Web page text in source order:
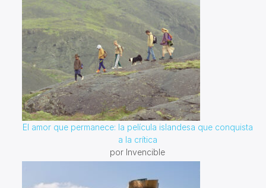
El amor que permanece: la película islandesa que conquista
a la crítica
por Invencible